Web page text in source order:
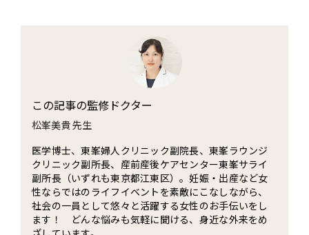
この記事の監修ドクター
松峯美貴 先生
医学博士、東峯婦人クリニック副院長、東峯ラウンジ
クリニック副所長、産前産後ケアセンター東峯サライ
副所長（いずれも東京都江東区）。妊娠・出産など女
性ならではのライフイベントを素敵にこなしながら、
社会の一員として悠々と活躍する女性のお手伝いをし
ます！ どんな悩みも気軽に聞ける、身近な外来をめ